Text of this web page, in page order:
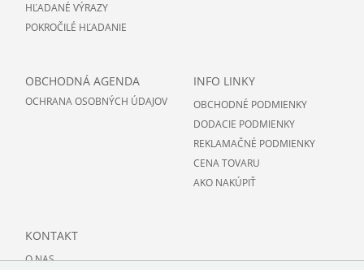
HĽADANÉ VÝRAZY
POKROČILÉ HĽADANIE
OBCHODNÁ AGENDA
OCHRANA OSOBNÝCH ÚDAJOV
INFO LINKY
OBCHODNÉ PODMIENKY
DODACIE PODMIENKY
REKLAMAČNÉ PODMIENKY
CENA TOVARU
AKO NAKÚPIŤ
KONTAKT
O NAS